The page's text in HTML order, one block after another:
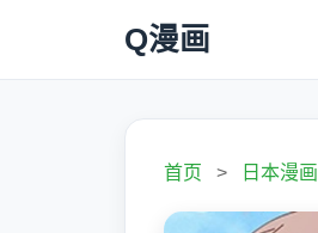
Q漫画
首页 > 日本漫画